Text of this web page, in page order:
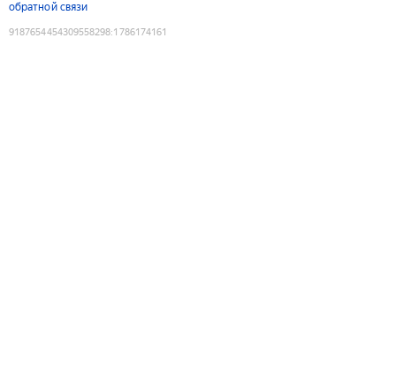
обратной связи
9187654454309558298:1786174161